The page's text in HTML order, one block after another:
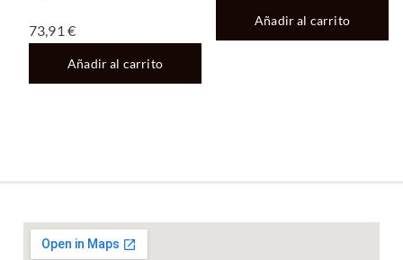
73,91 €
Añadir al carrito
Añadir al carrito